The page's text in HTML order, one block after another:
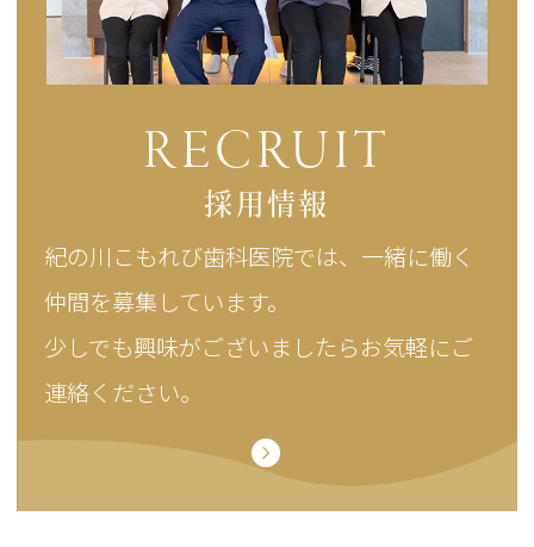
RECRUIT
採用情報
紀の川こもれび歯科医院では、 一緒に働く
仲間を募集しています。
少しでも興味がございましたらお気軽にご
連絡ください。